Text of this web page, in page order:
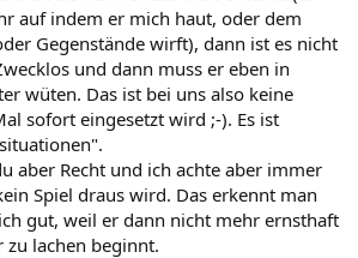
auf indem er mich haut, oder dem
Gegenstände wirft), dann ist es nicht
und dann muss er eben in
wüten. Das ist bei uns also keine
sofort eingesetzt wird ;-). Es ist
aber Recht und ich achte aber immer
Spiel draus wird. Das erkennt man
gut, weil er dann nicht mehr ernsthaft
lachen beginnt.